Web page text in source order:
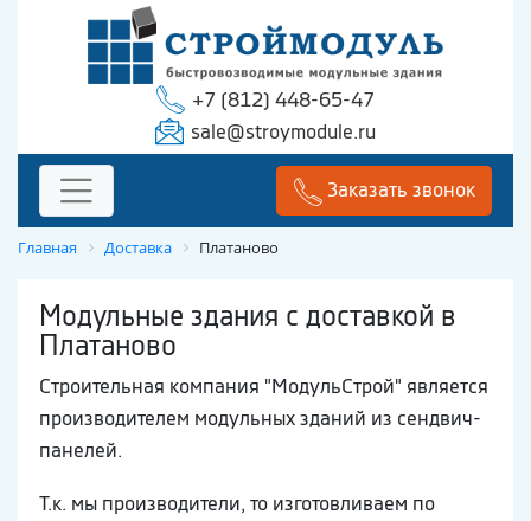
+7 (812) 448-65-47
sale@stroymodule.ru
Заказать звонок
Главная Доставка Платаново
Модульные здания с доставкой в
Платаново
Строительная компания "МодульСтрой" является
производителем модульных зданий из сендвич-
панелей.
Т.к. мы производители, то изготовливаем по